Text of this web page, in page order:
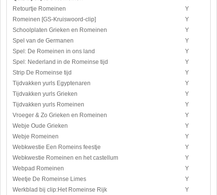
Retourtje Romeinen
Y
Romeinen [GS-Kruiswoord-clip]
Y
Schoolplaten Grieken en Romeinen
Y
Spel van de Germanen
Y
Spel: De Romeinen in ons land
Y
Spel: Nederland in de Romeinse tijd
Y
Strip De Romeinse tijd
Y
Tijdvakken yurls Egyptenaren
Y
Tijdvakken yurls Grieken
Y
Tijdvakken yurls Romeinen
Y
Vroeger & Zo Grieken en Romeinen
Y
Webje Oude Grieken
Y
Webje Romeinen
Y
Webkwestie Een Romeins feestje
Y
Webkwestie Romeinen en het castellum
Y
Webpad Romeinen
Y
Weetje De Romeinse Limes
Y
Werkblad bij clip:Het Romeinse Rijk
Y